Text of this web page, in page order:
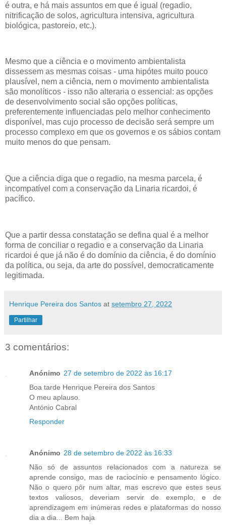
é outra, e há mais assuntos em que é igual (regadio,
nitrificação de solos, agricultura intensiva, agricultura
biológica, pastoreio, etc.).
Mesmo que a ciência e o movimento ambientalista
dissessem as mesmas coisas - uma hipótes muito pouco
plausível, nem a ciência, nem o movimento ambientalista
são monolíticos - isso não alteraria o essencial: as opções
de desenvolvimento social são opções políticas,
preferentemente influenciadas pelo melhor conhecimento
disponível, mas cujo processo de decisão será sempre um
processo complexo em que os governos e os sábios contam
muito menos do que pensam.
Que a ciência diga que o regadio, na mesma parcela, é
incompatível com a conservação da Linaria ricardoi, é
pacífico.
Que a partir dessa constatação se defina qual é a melhor
forma de conciliar o regadio e a conservação da Linaria
ricardoi é que já não é do domínio da ciência, é do domínio
da política, ou seja, da arte do possível, democraticamente
legitimada.
Henrique Pereira dos Santos at setembro 27, 2022
Partilhar
3 comentários:
Anónimo 27 de setembro de 2022 às 16:17
Boa tarde Henrique Pereira dos Santos
O meu aplauso.
António Cabral
Responder
Anónimo 28 de setembro de 2022 às 16:33
Não só de assuntos relacionados com a natureza se
aprende consigo, mas de raciocínio e pensamento lógico.
Não o quero pôr num altar, mas escrevo que estes seus
textos valiosos, deveriam servir de exemplo, e de
aprendizagem em inúmeras redes e plataformas do nosso
dia a dia... Bem haja